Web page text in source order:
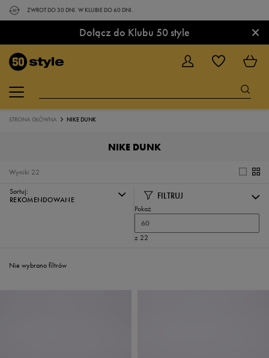
ZWROT DO 30 DNI. W KLUBIE DO 60 DNI.
Dołącz do Klubu 50 style ×
STRONA GŁÓWNA NIKE DUNK
NIKE DUNK
22
Wyniki
Sortuj:
REKOMENDOWANE
FILTRUJ
Pokaż
60
z 22
Nie wybrano filtrów